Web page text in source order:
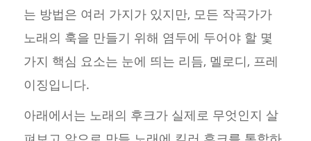
는 방법은 여러 가지가 있지만, 모든 작곡가가
노래의 훅을 만들기 위해 염두에 두어야 할 몇
가지 핵심 요소는 눈에 띄는 리듬, 멜로디, 프레
이징입니다.
아래에서는 노래의 후크가 실제로 무엇인지 살